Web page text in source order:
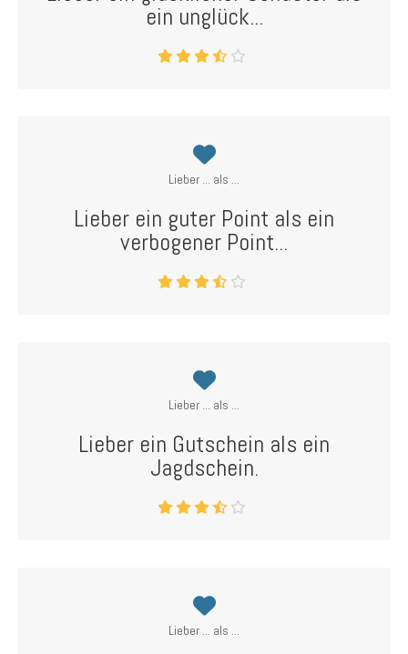
ein unglück...
Lieber ... als ...
Lieber ein guter Point als ein
verbogener Point...
Lieber ... als ...
Lieber ein Gutschein als ein
Jagdschein.
Lieber ... als ...